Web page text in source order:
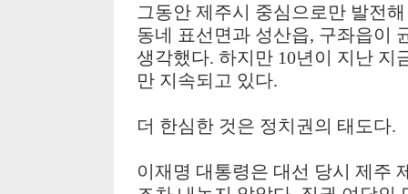
그동안 제주시 중심으로만 발전
동네 표선면과 성산읍, 구좌읍이
생각했다. 하지만 10년이 지난 지
만 지속되고 있다.
더 한심한 것은 정치권의 태도다.
이재명 대통령은 대선 당시 제주